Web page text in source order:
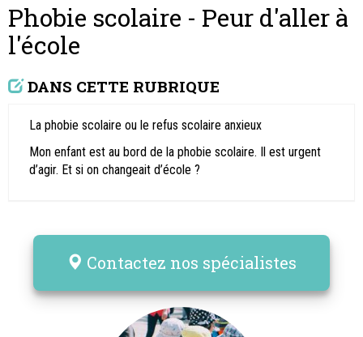
Phobie scolaire - Peur d'aller à
l'école
DANS CETTE RUBRIQUE
La phobie scolaire ou le refus scolaire anxieux
Mon enfant est au bord de la phobie scolaire. Il est urgent
d’agir. Et si on changeait d’école ?
Contactez nos spécialistes